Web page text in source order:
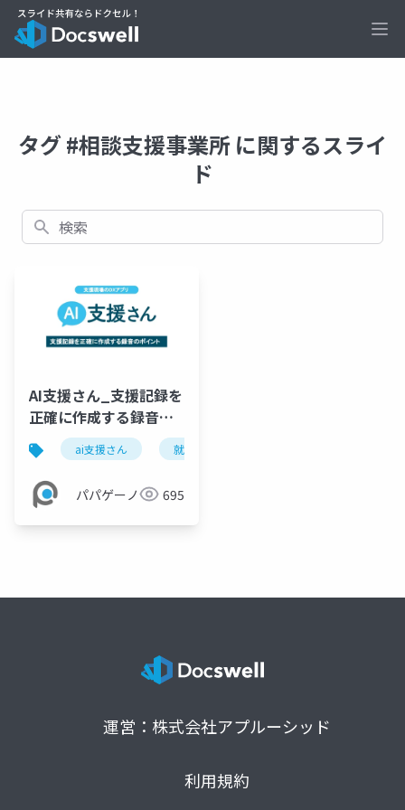
タグ #相談支援事業所 に関するスライ
ド
検索
AI支援さん_支援記録を
正確に作成する録音の
ポイントai支援さん 就労継続支援b型
パパゲーノ 695
運営：株式会社アプルーシッド
利用規約